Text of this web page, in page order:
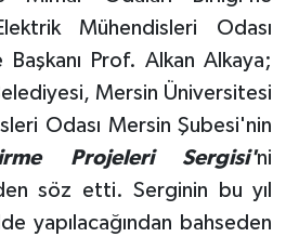
Mühendisleri Odası
Prof. Alkan Alkaya;
Mersin Üniversitesi
Odası Mersin Şubesi'nin
Projeleri Sergisi'ni
söz etti. Serginin bu yıl
yapılacağından bahseden